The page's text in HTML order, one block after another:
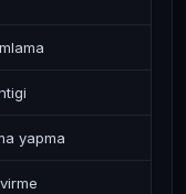
yapma